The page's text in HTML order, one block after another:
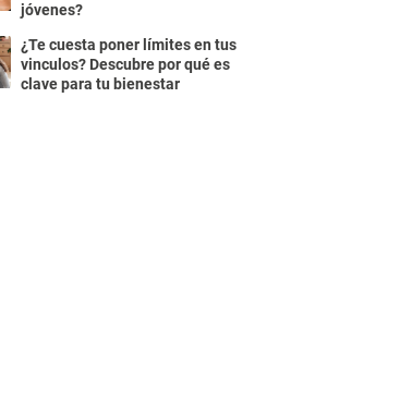
jóvenes?
¿Te cuesta poner límites en tus
vinculos? Descubre por qué es
clave para tu bienestar